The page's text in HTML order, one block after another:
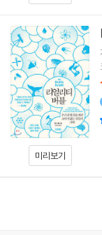
미리보기